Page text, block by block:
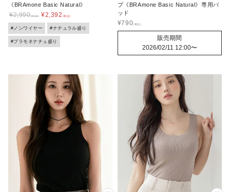
《BRAmone Basic Natural》
¥2,990 ¥2,392
#ノンワイヤー #ナチュラル盛り
#ブラモネナチュ盛り
プ《BRAmone Basic Natural》専用パ
ッド
¥790
販売期間
2026/02/11 12:00〜